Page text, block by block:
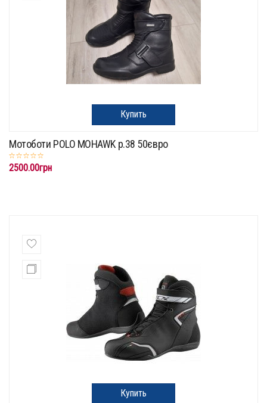
Купить
Мотоботи POLO MOHAWK p.38 50євро
2500.00грн
Купить